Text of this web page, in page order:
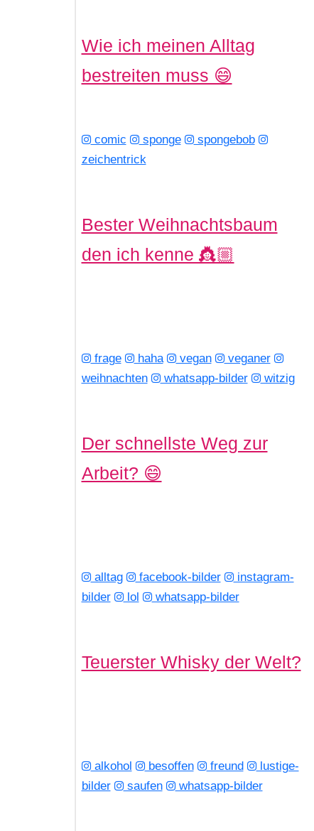
Wie ich meinen Alltag
bestreiten muss 😄
comic sponge
spongebob
zeichentrick
Bester Weihnachtsbaum
den ich kenne 👸🏼
frage haha vegan
veganer
weihnachten
whatsapp-bilder witzig
Der schnellste Weg zur
Arbeit? 😄
alltag facebook-bilder
instagram-
bilder
lol whatsapp-bilder
Teuerster Whisky der Welt?
alkohol besoffen freund
lustige-
bilder
saufen whatsapp-bilder